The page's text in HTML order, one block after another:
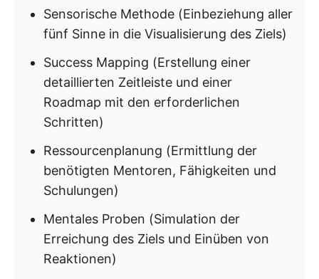
Sensorische Methode (Einbeziehung aller
fünf Sinne in die Visualisierung des Ziels)
Success Mapping (Erstellung einer
detaillierten Zeitleiste und einer
Roadmap mit den erforderlichen
Schritten)
Ressourcenplanung (Ermittlung der
benötigten Mentoren, Fähigkeiten und
Schulungen)
Mentales Proben (Simulation der
Erreichung des Ziels und Einüben von
Reaktionen)